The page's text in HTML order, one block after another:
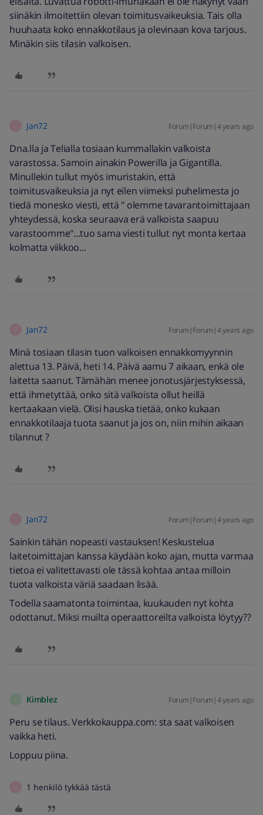
siinäkin ilmoitettiin olevan toimitusvaikeuksia. Tais olla
huuhaata koko ennakkotilaus ja olevinaan kova tarjous.
Minäkin siis tilasin valkoisen.
Jan72 Forum|Forum|4 years ago
Dna.lla ja Telialla tosiaan kummallakin valkoista
varastossa. Samoin ainakin Powerilla ja Gigantilla.
Minullekin tullut myös imuristakin, että
toimitusvaikeuksia ja nyt eilen viimeksi puhelimesta jo
tiedä monesko viesti, että " olemme tavarantoimittajaan
yhteydessä, koska seuraava erä valkoista saapuu
varastoomme"...tuo sama viesti tullut nyt monta kertaa
kolmatta viikkoo...
Jan72 Forum|Forum|4 years ago
Minä tosiaan tilasin tuon valkoisen ennakkomyynnin
alettua 13. Päivä, heti 14. Päivä aamu 7 aikaan, enkä ole
laitetta saanut. Tämähän menee jonotusjärjestyksessä,
että ihmetyttää, onko sitä valkoista ollut heillä
kertaakaan vielä. Olisi hauska tietää, onko kukaan
ennakkotilaaja tuota saanut ja jos on, niin mihin aikaan
tilannut ?
Jan72 Forum|Forum|4 years ago
Sainkin tähän nopeasti vastauksen! Keskustelua
laitetoimittajan kanssa käydään koko ajan, mutta varmaa
tietoa ei valitettavasti ole tässä kohtaa antaa milloin
tuota valkoista väriä saadaan lisää.
Todella saamatonta toimintaa, kuukauden nyt kohta
odottanut. Miksi muilta operaattoreilta valkoista löytyy??
Kimblez Forum|Forum|4 years ago
Peru se tilaus. Verkkokauppa.com: sta saat valkoisen
vaikka heti.
Loppuu piina.
1 henkilö tykkää tästä